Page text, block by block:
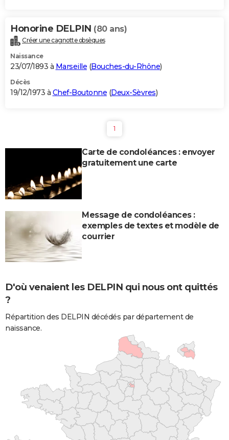
Honorine DELPIN (80 ans)
Créer une cagnotte obsèques
Naissance
23/07/1893 à Marseille (Bouches-du-Rhône)
Décès
19/12/1973 à Chef-Boutonne (Deux-Sèvres)
1
Carte de condoléances : envoyer
gratuitement une carte
Message de condoléances :
exemples de textes et modèle de
courrier
D'où venaient les DELPIN qui nous ont quittés
?
Répartition des DELPIN décédés par département de
naissance.